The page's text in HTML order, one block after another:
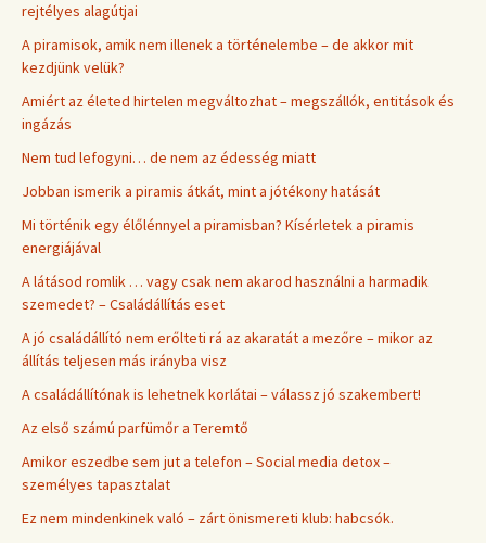
rejtélyes alagútjai
A piramisok, amik nem illenek a történelembe – de akkor mit
kezdjünk velük?
Amiért az életed hirtelen megváltozhat – megszállók, entitások és
ingázás
Nem tud lefogyni… de nem az édesség miatt
Jobban ismerik a piramis átkát, mint a jótékony hatását
Mi történik egy élőlénnyel a piramisban? Kísérletek a piramis
energiájával
A látásod romlik … vagy csak nem akarod használni a harmadik
szemedet? – Családállítás eset
A jó családállító nem erőlteti rá az akaratát a mezőre – mikor az
állítás teljesen más irányba visz
A családállítónak is lehetnek korlátai – válassz jó szakembert!
Az első számú parfümőr a Teremtő
Amikor eszedbe sem jut a telefon – Social media detox –
személyes tapasztalat
Ez nem mindenkinek való – zárt önismereti klub: habcsók.